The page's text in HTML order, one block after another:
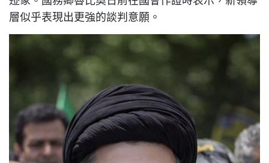
層似乎表現出更強的談判意願。